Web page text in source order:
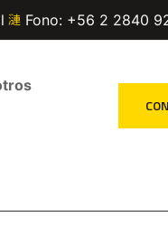
Fono: +56 2 2840